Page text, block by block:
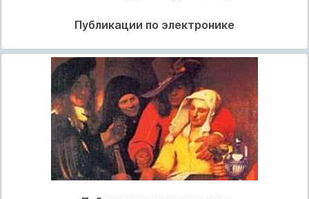
Публикации по электронике